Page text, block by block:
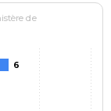
de
6